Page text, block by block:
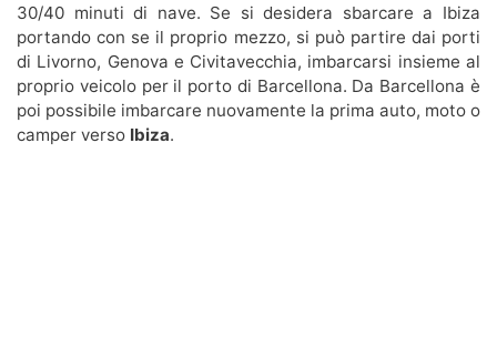
30/40 minuti di nave. Se si desidera sbarcare a Ibiza
portando con se il proprio mezzo, si può partire dai porti
di Livorno, Genova e Civitavecchia, imbarcarsi insieme al
proprio veicolo per il porto di Barcellona. Da Barcellona è
poi possibile imbarcare nuovamente la prima auto, moto o
camper verso Ibiza.